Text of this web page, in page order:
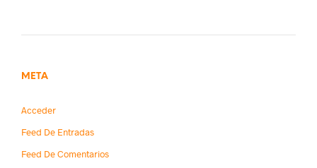
META
Acceder
Feed De Entradas
Feed De Comentarios